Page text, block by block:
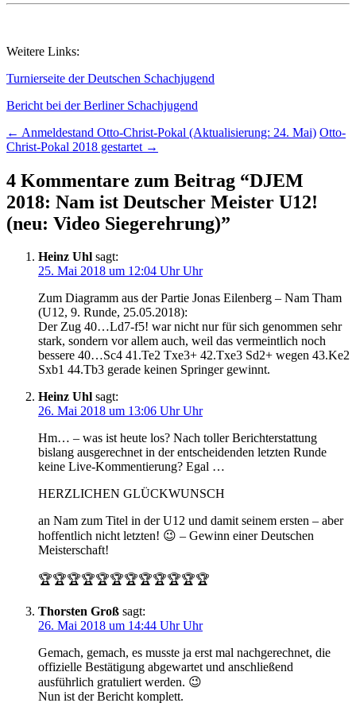
Weitere Links:
Turnierseite der Deutschen Schachjugend
Bericht bei der Berliner Schachjugend
Beitrags-
Navigation
← Anmeldestand Otto-Christ-Pokal (Aktualisierung: 24. Mai) Otto-
Christ-Pokal 2018 gestartet →
4 Kommentare zum Beitrag “DJEM
2018: Nam ist Deutscher Meister U12!
(neu: Video Siegerehrung)”
Heinz Uhl sagt:
25. Mai 2018 um 12:04 Uhr Uhr
Zum Diagramm aus der Partie Jonas Eilenberg – Nam Tham
(U12, 9. Runde, 25.05.2018):
Der Zug 40…Ld7-f5! war nicht nur für sich genommen sehr
stark, sondern vor allem auch, weil das vermeintlich noch
bessere 40…Sc4 41.Te2 Txe3+ 42.Txe3 Sd2+ wegen 43.Ke2
Sxb1 44.Tb3 gerade keinen Springer gewinnt.
Heinz Uhl sagt:
26. Mai 2018 um 13:06 Uhr Uhr
Hm… – was ist heute los? Nach toller Berichterstattung
bislang ausgerechnet in der entscheidenden letzten Runde
keine Live-Kommentierung? Egal …
HERZLICHEN GLÜCKWUNSCH
an Nam zum Titel in der U12 und damit seinem ersten – aber
hoffentlich nicht letzten! 😉 – Gewinn einer Deutschen
Meisterschaft!
🏆🏆🏆🏆🏆🏆🏆🏆🏆🏆🏆🏆
Thorsten Groß sagt:
26. Mai 2018 um 14:44 Uhr Uhr
Gemach, gemach, es musste ja erst mal nachgerechnet, die
offizielle Bestätigung abgewartet und anschließend
ausführlich gratuliert werden. 😉
Nun ist der Bericht komplett.